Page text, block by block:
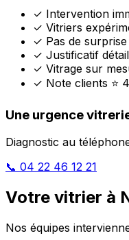
✓ Intervention
✓ Vitriers
✓ Pas de
✓ Justificatif
✓ Vitrage sur
✓ Note clients ⭐
Une urgence
Diagnostic au
📞 04 22 46 12 21
Votre vitrier à
Nos équipes